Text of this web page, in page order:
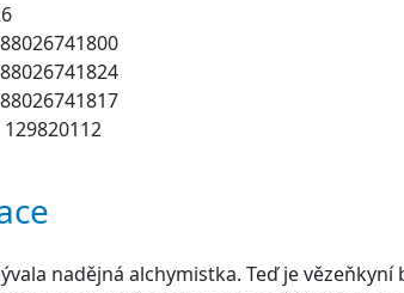
129820112
nadějná alchymistka. Teď je